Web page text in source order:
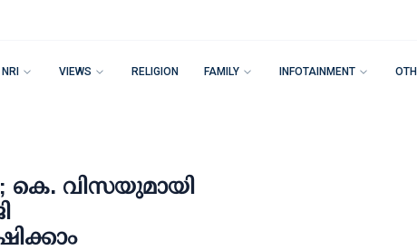
NRI VIEWS RELIGION FAMILY INFOTAINMENT
വിസയുമായി